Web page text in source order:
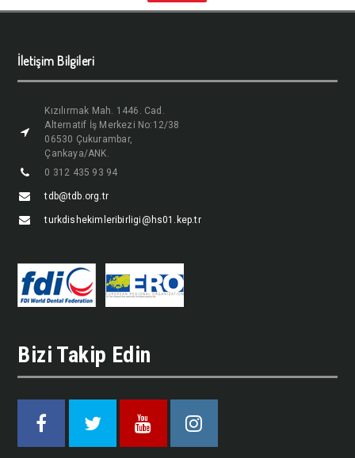
İletişim Bilgileri
Kızılırmak Mah. 1446. Cad.
Alternatif İş Merkezi No:12/38
06530 Çukurambar,
Çankaya/ANK.
0 312 435 93 94
tdb@tdb.org.tr
turkdishekimleribirligi@hs01.kep.tr
Bizi Takip Edin
Facebook Youtube Instagram